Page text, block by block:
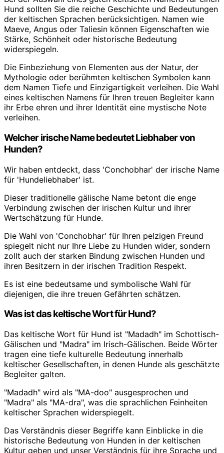
Hund sollten Sie die reiche Geschichte und Bedeutungen
der keltischen Sprachen berücksichtigen. Namen wie
Maeve, Angus oder Taliesin können Eigenschaften wie
Stärke, Schönheit oder historische Bedeutung
widerspiegeln.
Die Einbeziehung von Elementen aus der Natur, der
Mythologie oder berühmten keltischen Symbolen kann
dem Namen Tiefe und Einzigartigkeit verleihen. Die Wahl
eines keltischen Namens für Ihren treuen Begleiter kann
ihr Erbe ehren und ihrer Identität eine mystische Note
verleihen.
Welcher irische Name bedeutet Liebhaber von
Hunden?
Wir haben entdeckt, dass 'Conchobhar' der irische Name
für 'Hundeliebhaber' ist.
Dieser traditionelle gälische Name betont die enge
Verbindung zwischen der irischen Kultur und ihrer
Wertschätzung für Hunde.
Die Wahl von 'Conchobhar' für Ihren pelzigen Freund
spiegelt nicht nur Ihre Liebe zu Hunden wider, sondern
zollt auch der starken Bindung zwischen Hunden und
ihren Besitzern in der irischen Tradition Respekt.
Es ist eine bedeutsame und symbolische Wahl für
diejenigen, die ihre treuen Gefährten schätzen.
Was ist das keltische Wort für Hund?
Das keltische Wort für Hund ist "Madadh" im Schottisch-
Gälischen und "Madra" im Irisch-Gälischen. Beide Wörter
tragen eine tiefe kulturelle Bedeutung innerhalb
keltischer Gesellschaften, in denen Hunde als geschätzte
Begleiter galten.
"Madadh" wird als "MA-doo" ausgesprochen und
"Madra" als "MA-dra", was die sprachlichen Feinheiten
keltischer Sprachen widerspiegelt.
Das Verständnis dieser Begriffe kann Einblicke in die
historische Bedeutung von Hunden in der keltischen
Kultur geben und unser Verständnis für ihre Sprache und